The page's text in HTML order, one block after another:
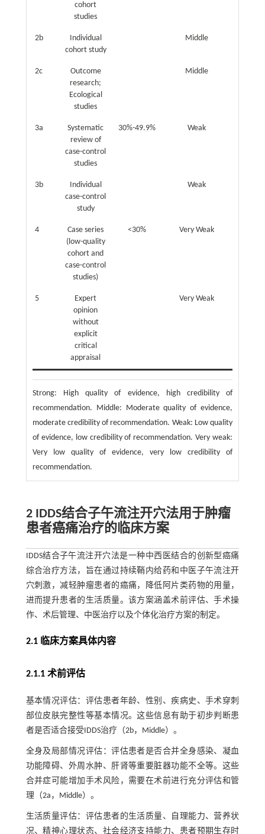
cohort
studies
2b
Individual
cohort study
Middle
2c
Outcome
research;
Ecological
studies
Middle
3a
Systematic
review of
case-control
studies
30%-49.9% Weak
3b
Individual
case-control
study
Weak
4
Case series
(low-quality
cohort and
case-control
studies)
<30% Very Weak
5
Expert
opinion
without
explicit
critical
appraisal
Very Weak
Strong: High quality of evidence, high credibility of
recommendation. Middle: Moderate quality of evidence,
moderate credibility of recommendation. Weak: Low quality
of evidence, low credibility of recommendation. Very weak:
Very low quality of evidence, very low credibility of
recommendation.
2 IDDS结合子午流注开穴法用于肿瘤
患者癌痛治疗的临床方案
IDDS结合子午流注开穴法是一种中西医结合的创新型癌痛
综合治疗方法，旨在通过持续鞘内给药和中医子午流注开
穴刺激，减轻肿瘤患者的癌痛，降低阿片类药物的用量，
进而提升患者的生活质量。该方案涵盖术前评估、手术操
作、术后管理、中医治疗以及个体化治疗方案的制定。
2.1 临床方案具体内容
2.1.1 术前评估
基本情况评估：评估患者年龄、性别、疾病史、手术穿刺
部位皮肤完整性等基本情况。这些信息有助于初步判断患
者是否适合接受IDDS治疗（2b，Middle）。
全身及局部情况评估：评估患者是否合并全身感染、凝血
功能障碍、外周水肿、肝肾等重要脏器功能不全等。这些
合并症可能增加手术风险，需要在术前进行充分评估和管
理（2a，Middle）。
生活质量评估：评估患者的生活质量、自理能力、营养状
况、精神心理状态、社会经济支持能力、患者预期生存时